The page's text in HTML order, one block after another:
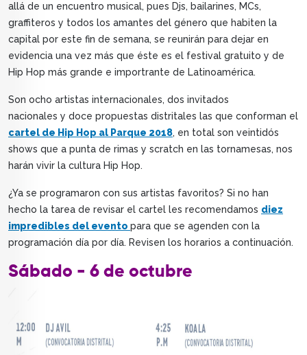
allá de un encuentro musical, pues Djs, bailarines, MCs,
graffiteros y todos los amantes del género que habiten la
capital por este fin de semana, se reunirán para dejar en
evidencia una vez más que éste es el festival gratuito y de
Hip Hop más grande e importrante de Latinoamérica.
Son ocho artistas internacionales, dos invitados
nacionales y doce propuestas distritales las que conforman el
cartel de Hip Hop al Parque 2018, en total son veintidós
shows que a punta de rimas y scratch en las tornamesas, nos
harán vivir la cultura Hip Hop.
¿Ya se programaron con sus artistas favoritos? Si no han
hecho la tarea de revisar el cartel les recomendamos diez
impredibles del evento para que se agenden con la
programación día por día. Revisen los horarios a continuación.
Sábado - 6 de octubre